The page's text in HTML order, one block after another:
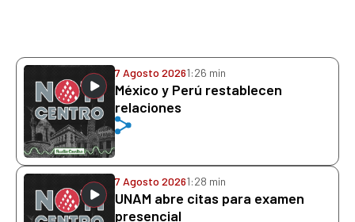
7 Agosto 20261:26 min
México y Perú restablecen
relaciones
7 Agosto 20261:28 min
UNAM abre citas para examen
presencial